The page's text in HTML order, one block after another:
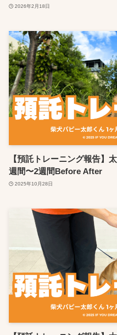
2026年2月18日
【預託トレーニング報告】
週間〜2週間Before After
2025年10月28日